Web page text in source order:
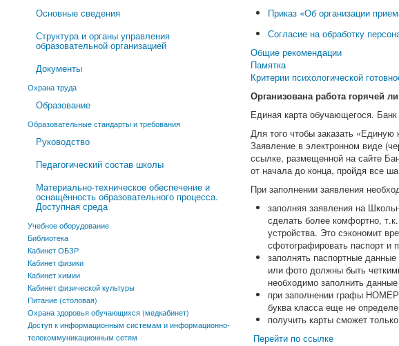
Основные сведения
Структура и органы управления
образовательной организацией
Документы
Охрана труда
Образование
Образовательные стандарты и требования
Руководство
Педагогический состав школы
Материально-техническое обеспечение и
оснащённость образовательного процесса.
Доступная среда
Учебное оборудование
Библиотека
Кабинет ОБЗР
Кабинет физики
Кабинет химии
Кабинет физической культуры
Питание (столовая)
Охрана здоровья обучающихся (медкабинет)
Доступ к информационным системам и информационно-
телекоммуникационным сетям
Приказ «Об организации
Согласие на обработку
Общие рекомендации
Памятка
Критерии психологической
Организована работа горячей
Единая карта обучающегося. Банк
Для того чтобы заказать
Заявление в электронном виде
ссылке, размещенной на сайте
от начала до конца, пройдя все
При заполнении заявления
заполняя заявления на
сделать более комфортно,
устройства. Это сэкономит
сфотографировать паспорт и
заполнять паспортные
или фото должны быть
необходимо заполнить данные
при заполнении графы
буква класса еще не
получить карты сможет
Перейти по ссылке